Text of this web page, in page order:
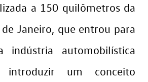
a 150 quilômetros da
Janeiro, que entrou para
indústria automobilística
um conceito